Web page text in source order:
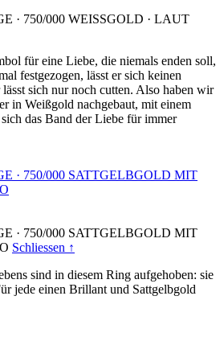
· 750/000 WEISSGOLD · LAUT
für eine Liebe, die niemals enden soll,
festgezogen, lässt er sich keinen
sich nur noch cutten. Also haben wir
in Weißgold nachgebaut, mit einem
das Band der Liebe für immer
· 750/000 SATTGELBGOLD MIT
· 750/000 SATTGELBGOLD MIT
Schliessen ↑
sind in diesem Ring aufgehoben: sie
jede einen Brillant und Sattgelbgold